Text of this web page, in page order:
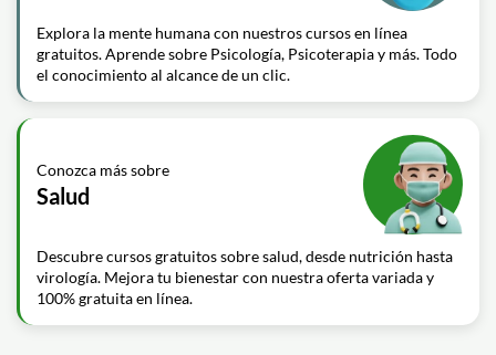
Explora la mente humana con nuestros cursos en línea
gratuitos. Aprende sobre Psicología, Psicoterapia y más. Todo
el conocimiento al alcance de un clic.
Conozca más sobre
Salud
Descubre cursos gratuitos sobre salud, desde nutrición hasta
virología. Mejora tu bienestar con nuestra oferta variada y
100% gratuita en línea.